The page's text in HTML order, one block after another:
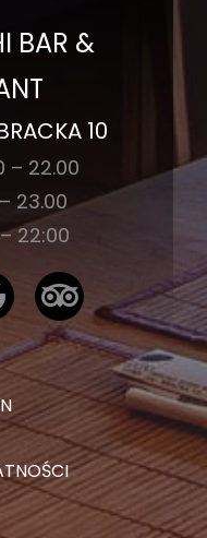
BAR &
10
– 22.00
23.00
– 22:00